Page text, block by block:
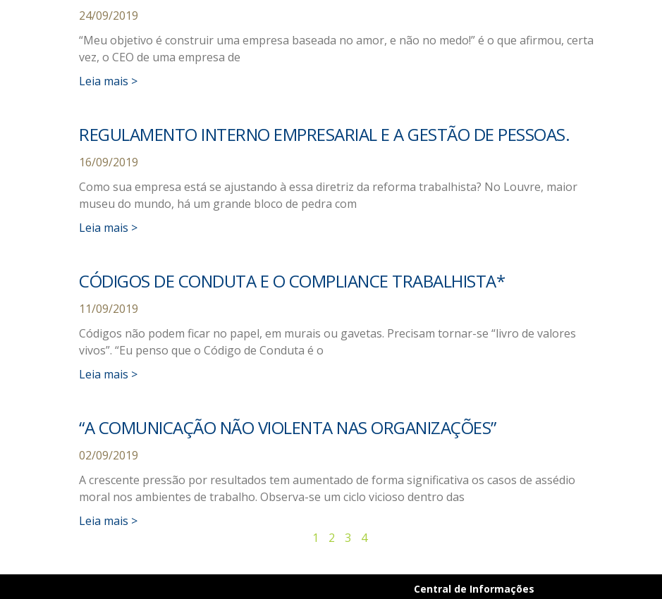
24/09/2019
“Meu objetivo é construir uma empresa baseada no amor, e não no medo!” é o que afirmou, certa
vez, o CEO de uma empresa de
Leia mais >
REGULAMENTO INTERNO EMPRESARIAL E A GESTÃO DE PESSOAS.
16/09/2019
Como sua empresa está se ajustando à essa diretriz da reforma trabalhista? No Louvre, maior
museu do mundo, há um grande bloco de pedra com
Leia mais >
CÓDIGOS DE CONDUTA E O COMPLIANCE TRABALHISTA*
11/09/2019
Códigos não podem ficar no papel, em murais ou gavetas. Precisam tornar-se “livro de valores
vivos”. “Eu penso que o Código de Conduta é o
Leia mais >
“A COMUNICAÇÃO NÃO VIOLENTA NAS ORGANIZAÇÕES”
02/09/2019
A crescente pressão por resultados tem aumentado de forma significativa os casos de assédio
moral nos ambientes de trabalho. Observa-se um ciclo vicioso dentro das
Leia mais >
1
2 3 4
Central de Informações